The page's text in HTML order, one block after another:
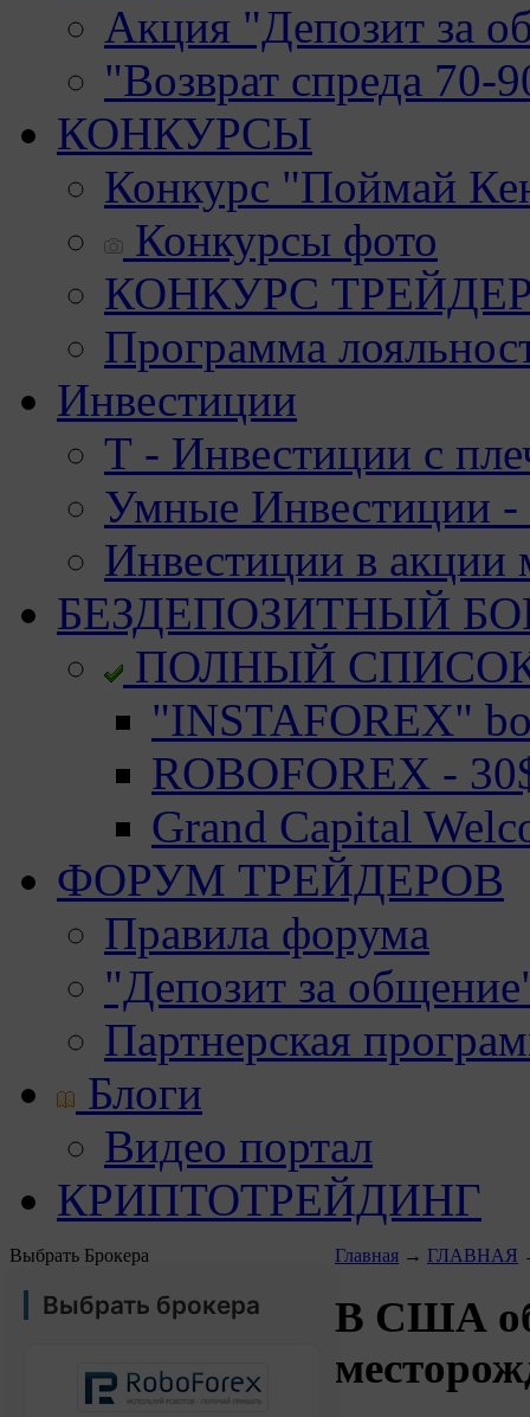
Акция "Депозит за
"Возврат спреда 70-
КОНКУРСЫ
Конкурс "Поймай
Конкурсы фото
КОНКУРС
Программа
Инвестиции
Т - Инвестиции с
Умные Инвестиции -
Инвестиции в акции
БЕЗДЕПОЗИТНЫЙ
ПОЛНЫЙ
"INSTAFOREX"
ROBOFOREX -
Grand Capital
ФОРУМ ТРЕЙДЕРОВ
Правила форума
"Депозит за
Партнерская
Блоги
Видео портал
КРИПТОТРЕЙДИНГ
Выбрать Брокера
Выбрать брокера
Главная → ГЛАВНАЯ
В США